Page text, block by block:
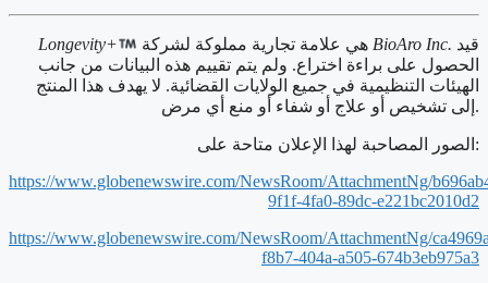
Longevity+ BioAro Inc.
الحصول على براءة اختراع. ولم يتم تقييم هذه البيانات من جانب
الهيئات التنظيمية في جميع الولايات القضائية. لا يهدف هذا المنتج
إلى تشخيص أو علاج أو شفاء أو منع أي مرض.
الصور المصاحبة لهذا الإعلان متاحة على:
https://www.globenewswire.com/NewsRoom/AttachmentNg/
9f1f-4fa0-89dc-e221bc2010d2
https://www.globenewswire.com/NewsRoom/AttachmentNg/
f8b7-404a-a505-674b3eb975a3